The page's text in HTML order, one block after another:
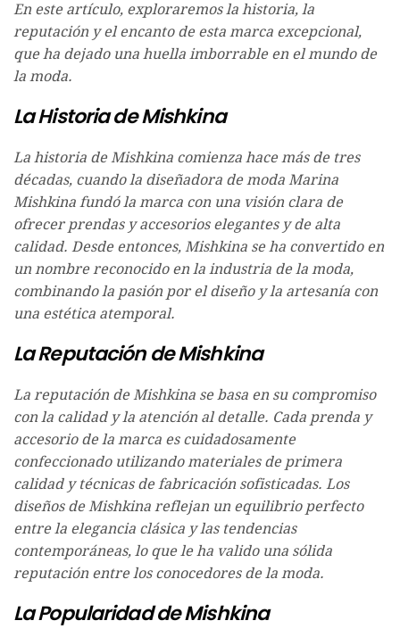
En este artículo, exploraremos la historia, la
reputación y el encanto de esta marca excepcional,
que ha dejado una huella imborrable en el mundo de
la moda.
La Historia de Mishkina
La historia de Mishkina comienza hace más de tres
décadas, cuando la diseñadora de moda Marina
Mishkina fundó la marca con una visión clara de
ofrecer prendas y accesorios elegantes y de alta
calidad. Desde entonces, Mishkina se ha convertido en
un nombre reconocido en la industria de la moda,
combinando la pasión por el diseño y la artesanía con
una estética atemporal.
La Reputación de Mishkina
La reputación de Mishkina se basa en su compromiso
con la calidad y la atención al detalle. Cada prenda y
accesorio de la marca es cuidadosamente
confeccionado utilizando materiales de primera
calidad y técnicas de fabricación sofisticadas. Los
diseños de Mishkina reflejan un equilibrio perfecto
entre la elegancia clásica y las tendencias
contemporáneas, lo que le ha valido una sólida
reputación entre los conocedores de la moda.
La Popularidad de Mishkina